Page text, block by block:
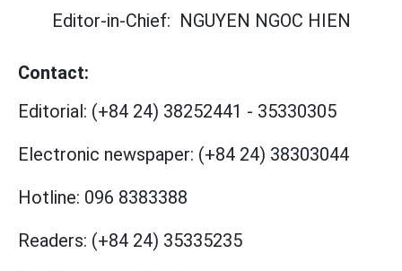
Editor-in-Chief: NGUYEN NGOC HIEN
Contact:
Editorial: (+84 24) 38252441 - 35330305
Electronic newspaper: (+84 24) 38303044
Hotline: 096 8383388
Readers: (+84 24) 35335235